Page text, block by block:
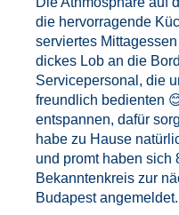
die hervorragende
serviertes
dickes Lob an die
Servicepersonal, die
freundlich bedienten
entspannen, dafür
habe zu Hause
und promt haben sich
Bekanntenkreis zur
Budapest angemeldet.